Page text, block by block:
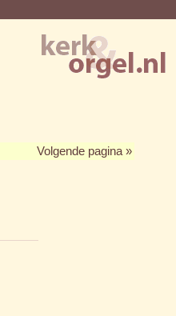
Volgende pagina »